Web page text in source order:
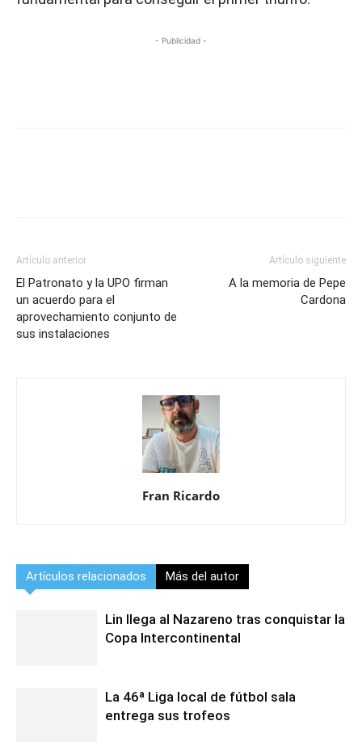
- Publicidad -
Artículo anterior
El Patronato y la UPO firman
un acuerdo para el
aprovechamiento conjunto de
sus instalaciones
Artículo siguiente
A la memoria de Pepe
Cardona
Fran Ricardo
Artículos relacionados Más del autor
Lin llega al Nazareno tras conquistar la
Copa Intercontinental
La 46ª Liga local de fútbol sala
entrega sus trofeos